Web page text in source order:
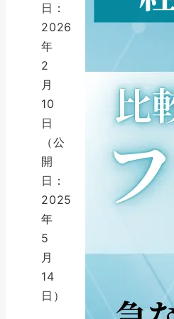
日：
2026
年
2
月
10
日
（公
開
日：
2025
年
5
月
14
日）